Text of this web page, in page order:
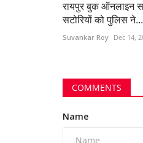
रायपुर बुक ऑनलाइन
सटोरियों को पुलिस ने...
Suvankar Roy Dec 14,
COMMENTS
Name
बिलासपुर